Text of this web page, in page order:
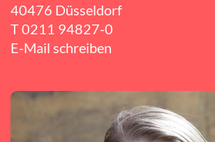
40476 Düsseldorf
T0211 94827-0
E-Mail schreiben